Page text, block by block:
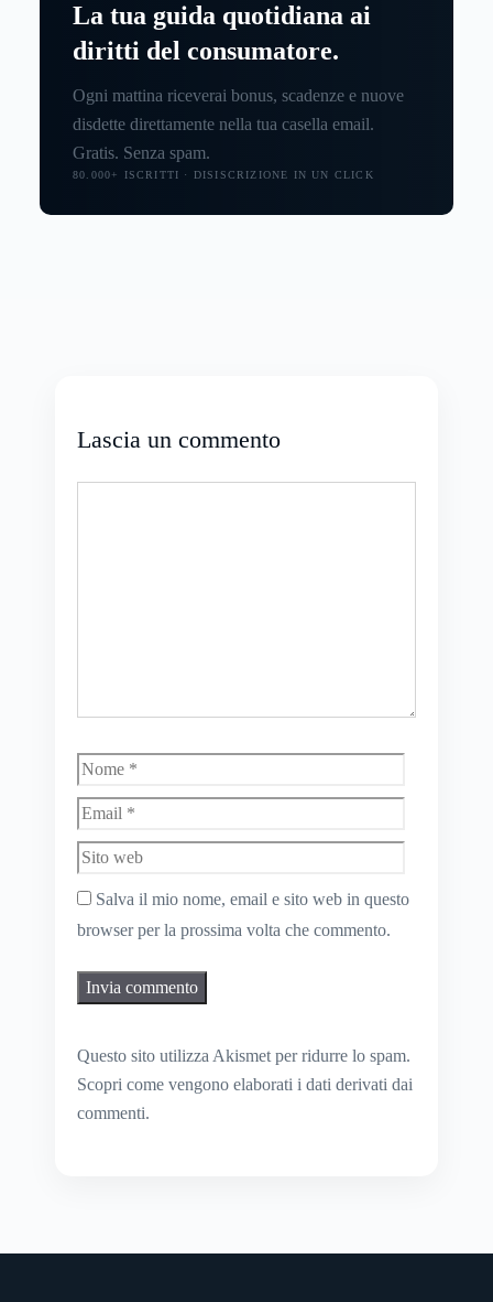
La tua guida quotidiana ai
diritti del consumatore.
Ogni mattina riceverai bonus, scadenze e nuove
disdette direttamente nella tua casella email.
Gratis. Senza spam.
80.000+ ISCRITTI · DISISCRIZIONE IN UN CLICK
Lascia un commento
Nome
web
Salva il mio nome, email e sito web in questo
browser per la prossima volta che commento.
Questo sito utilizza Akismet per ridurre lo spam.
Scopri come vengono elaborati i dati derivati dai
commenti.